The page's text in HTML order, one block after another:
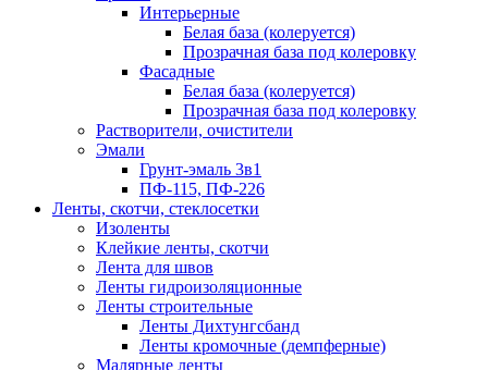
Интерьерные
Белая база (колеруется)
Прозрачная база под колеровку
Фасадные
Белая база (колеруется)
Прозрачная база под колеровку
Растворители, очистители
Эмали
Грунт-эмаль 3в1
ПФ-115, ПФ-226
Ленты, скотчи, стеклосетки
Изоленты
Клейкие ленты, скотчи
Лента для швов
Ленты гидроизоляционные
Ленты строительные
Ленты Дихтунгсбанд
Ленты кромочные (демпферные)
Малярные ленты